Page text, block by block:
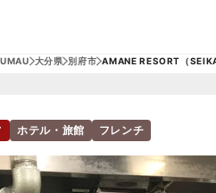
大分県 別府市 AMANE RESORT（
ホテル・旅館 フレンチ